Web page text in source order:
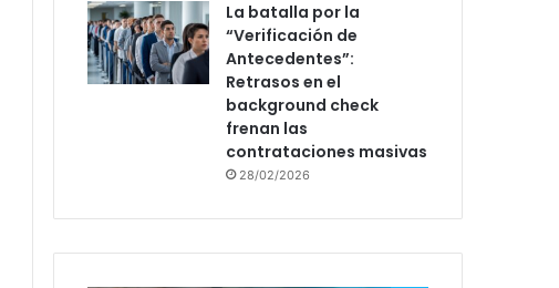
La batalla por la
“Verificación de
Antecedentes”:
Retrasos en el
background check
frenan las
contrataciones masivas
28/02/2026